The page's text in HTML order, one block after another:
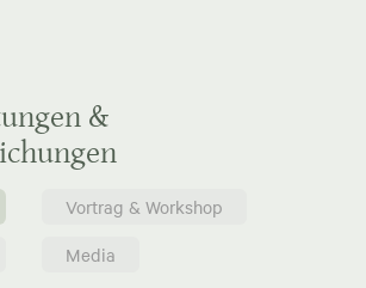
&
Vortrag & Workshop
Media